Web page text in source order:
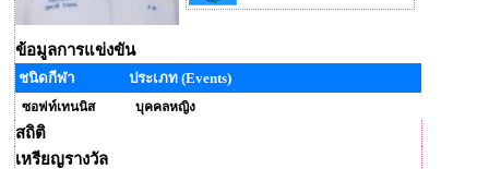
ข้อมูลการแข่งขัน
ชนิดกีฬา ประเภท (Events)
ซอฟท์เทนนิส บุคคลหญิง
สถิติ
เหรียญรางวัล